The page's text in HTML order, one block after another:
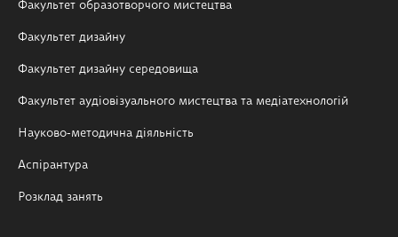
Факультет образотворчого мистецтва
Факультет дизайну
Факультет дизайну середовища
Факультет аудіовізуального мистецтва та медіатехнологій
Науково-методична діяльність
Аспірантура
Розклад занять